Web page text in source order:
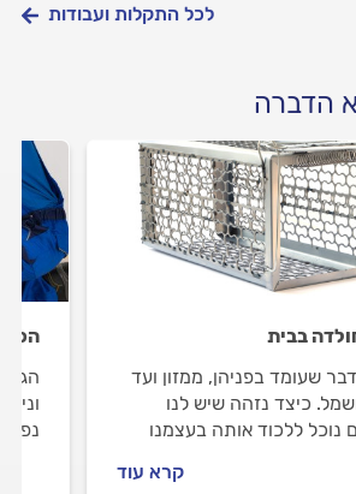
לכל התקלות ועבודות
הדברה
בבית
שעומד בפניהן, ממזון ועד
כיצד נזהה שיש לנו
נוכל ללכוד אותה בעצמנו
קרא עוד
הכל